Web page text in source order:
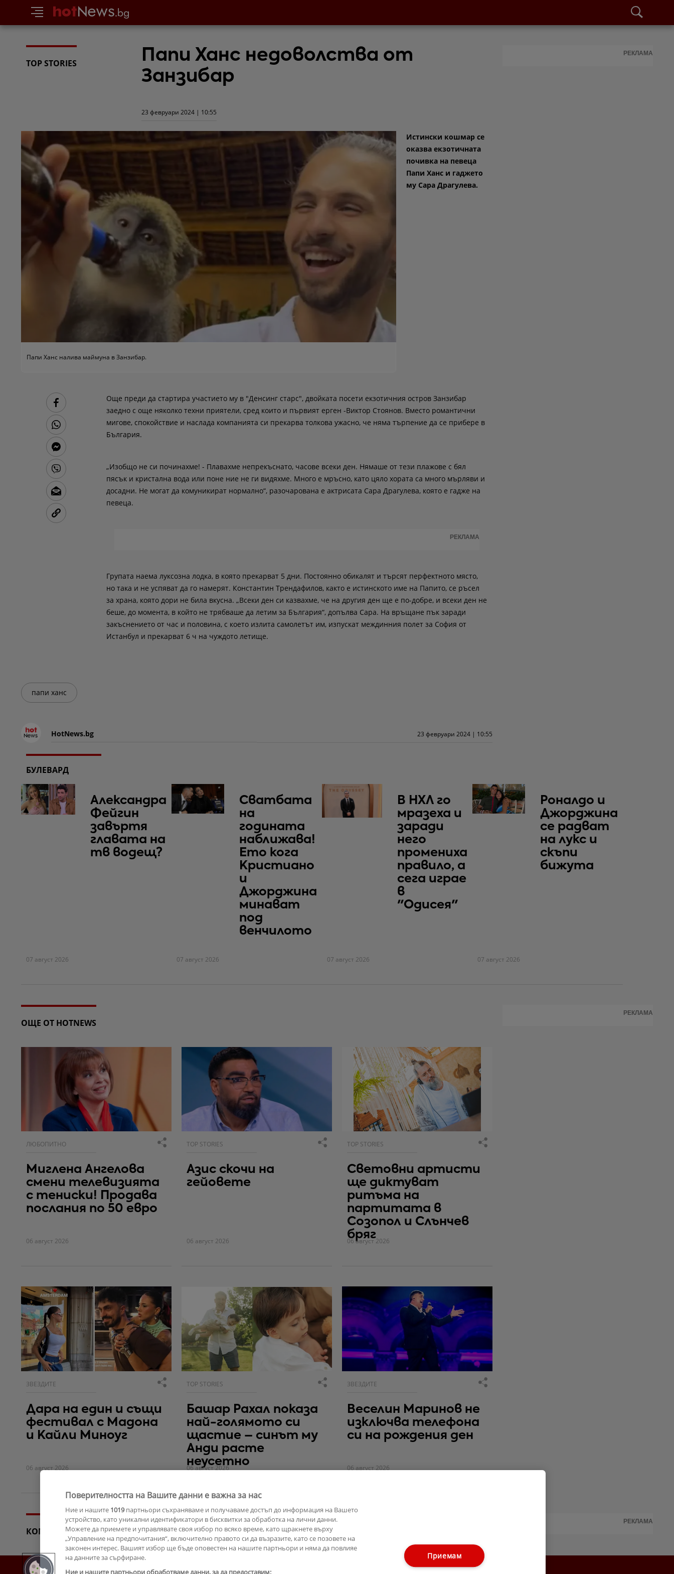
TOP STORIES
Папи Ханс недоволства от
Занзибар
23 февруари 2024 | 10:55
Папи Ханс налива маймуна в Занзибар.
Истински кошмар се
оказва екзотичната
почивка на певеца
Папи Ханс и гаджето
му Сара Драгулева.
Още преди да стартира участието му в "Денсинг старс", двойката посети екзотичния остров Занзибар
заедно с още няколко техни приятели, сред които и първият ерген -Виктор Стоянов. Вместо романтични
мигове, спокойствие и наслада компанията си прекарва толкова ужасно, че няма търпение да се прибере в
България.
„Изобщо не си починахме! - Плавахме непрекъснато, часове всеки ден. Нямаше от тези плажове с бял
пясък и кристална вода или поне ние не ги видяхме. Много е мръсно, като цяло хората са много мърляви и
досадни. Не могат да комуникират нормално“, разочарована е актрисата Сара Драгулева, която е гадже на
певеца.
РЕКЛАМА
Групата наема луксозна лодка, в която прекарват 5 дни. Постоянно обикалят и търсят перфектното място,
но така и не успяват да го намерят. Константин Трендафилов, както е истинското име на Папито, се ръсел
за храна, която дори не била вкусна. „Всеки ден си казвахме, че на другия ден ще е по-добре, и всеки ден не
беше, до момента, в който не трябваше да летим за България“, допълва Сара. На връщане пък заради
закъснението от час и половина, с което излита самолетът им, изпускат междинния полет за София от
Истанбул и прекарват 6 ч на чуждото летище.
папи ханс
HotNews.bg 23 февруари 2024 | 10:55
РЕКЛАМА
БУЛЕВАРД
Александра
Фейгин
завъртя
главата на
тв водещ?
07 август 2026
Сватбата
на
годината
наближава!
Ето кога
Кристиано
и
Джорджина
минават
под
венчилото
07 август 2026
В НХЛ го
мразеха и
заради
него
промениха
правило, а
сега играе
в
"Одисея"
07 август 2026
Роналдо и
Джорджина
се радват
на лукс и
скъпи
бижута
07 август 2026
ОЩЕ ОТ HOTNEWS
ЛЮБОПИТНО
Миглена Ангелова
смени телевизията
с тениски! Продава
послания по 50 евро
06 август 2026
TOP STORIES
Азис скочи на
гейовете
06 август 2026
TOP STORIES
Световни артисти
ще диктуват
ритъма на
партитата в
Созопол и Слънчев
бряг
06 август 2026
ЗВЕЗДИТЕ
Дара на един и същи
фестивал с Мадона
и Кайли Миноуг
06 август 2026
TOP STORIES
Башар Рахал показа
най-голямото си
щастие – синът му
Анди расте
неусетно
06 август 2026
ЗВЕЗДИТЕ
Веселин Маринов не
изключва телефона
си на рождения ден
06 август 2026
РЕКЛАМА
КОМЕНТАРИ
РЕКЛАМА
Поверителността на Вашите данни е важна за нас
Ние и нашите 1019партньори съхраняваме и получаваме достъп до информация на Вашето
устройство, като уникални идентификатори в бисквитки за обработка на лични данни.
Можете да приемете и управлявате своя избор по всяко време, като щракнете върху
„Управление на предпочитания“, включително правото си да възразите, като се позовете на
законен интерес. Вашият избор ще бъде оповестен на нашите партньори и няма да повлияе
на данните за сърфиране.
Ние и нашите партньори обработваме данни, за да предоставим:
Приемам